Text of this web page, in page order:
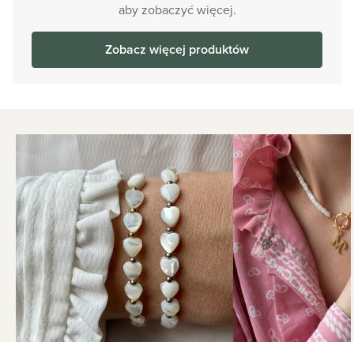
aby zobaczyć więcej.
Zobacz więcej produktów